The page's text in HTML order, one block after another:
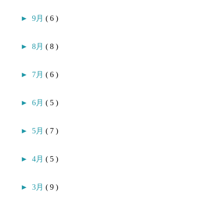
►9月( 6 )
►8月( 8 )
► 7月( 6 )
►6月( 5 )
► 5月( 7 )
►4月( 5 )
►3月( 9 )